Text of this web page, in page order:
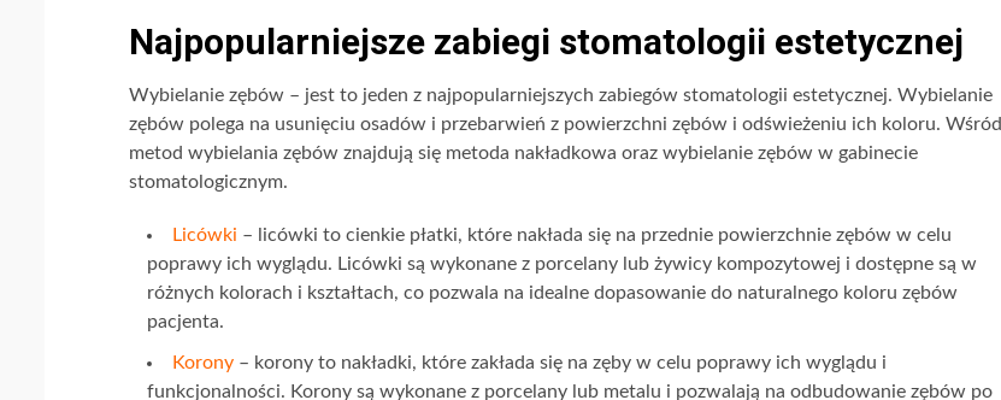
Najpopularniejsze zabiegi stomatologii estetycznej
Wybielanie zębów – jest to jeden z najpopularniejszych zabiegów stomatologii estetycznej. Wybielanie
zębów polega na usunięciu osadów i przebarwień z powierzchni zębów i odświeżeniu ich koloru. Wśród
metod wybielania zębów znajdują się metoda nakładkowa oraz wybielanie zębów w gabinecie
stomatologicznym.
Licówki – licówki to cienkie płatki, które nakłada się na przednie powierzchnie zębów w celu
poprawy ich wyglądu. Licówki są wykonane z porcelany lub żywicy kompozytowej i dostępne są w
różnych kolorach i kształtach, co pozwala na idealne dopasowanie do naturalnego koloru zębów
pacjenta.
Korony – korony to nakładki, które zakłada się na zęby w celu poprawy ich wyglądu i
funkcjonalności. Korony są wykonane z porcelany lub metalu i pozwalają na odbudowanie zębów po